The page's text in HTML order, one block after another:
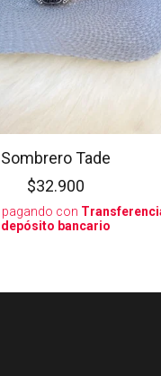
Sombrero Tade
$32.900
pagando con
depósito bancario